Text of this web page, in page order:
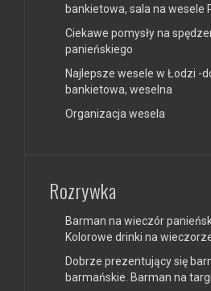
bankietowa, sala na wesele
Ciekawe pomysły na
panieńskiego
Najlepsze wesele w Łodzi -
bankietowa, weselna
Organizacja wesela
Rozrywka
Barman na wieczór
Kolorowe drinki na
Dobrze prezentujący się
barmańskie. Barman na targi